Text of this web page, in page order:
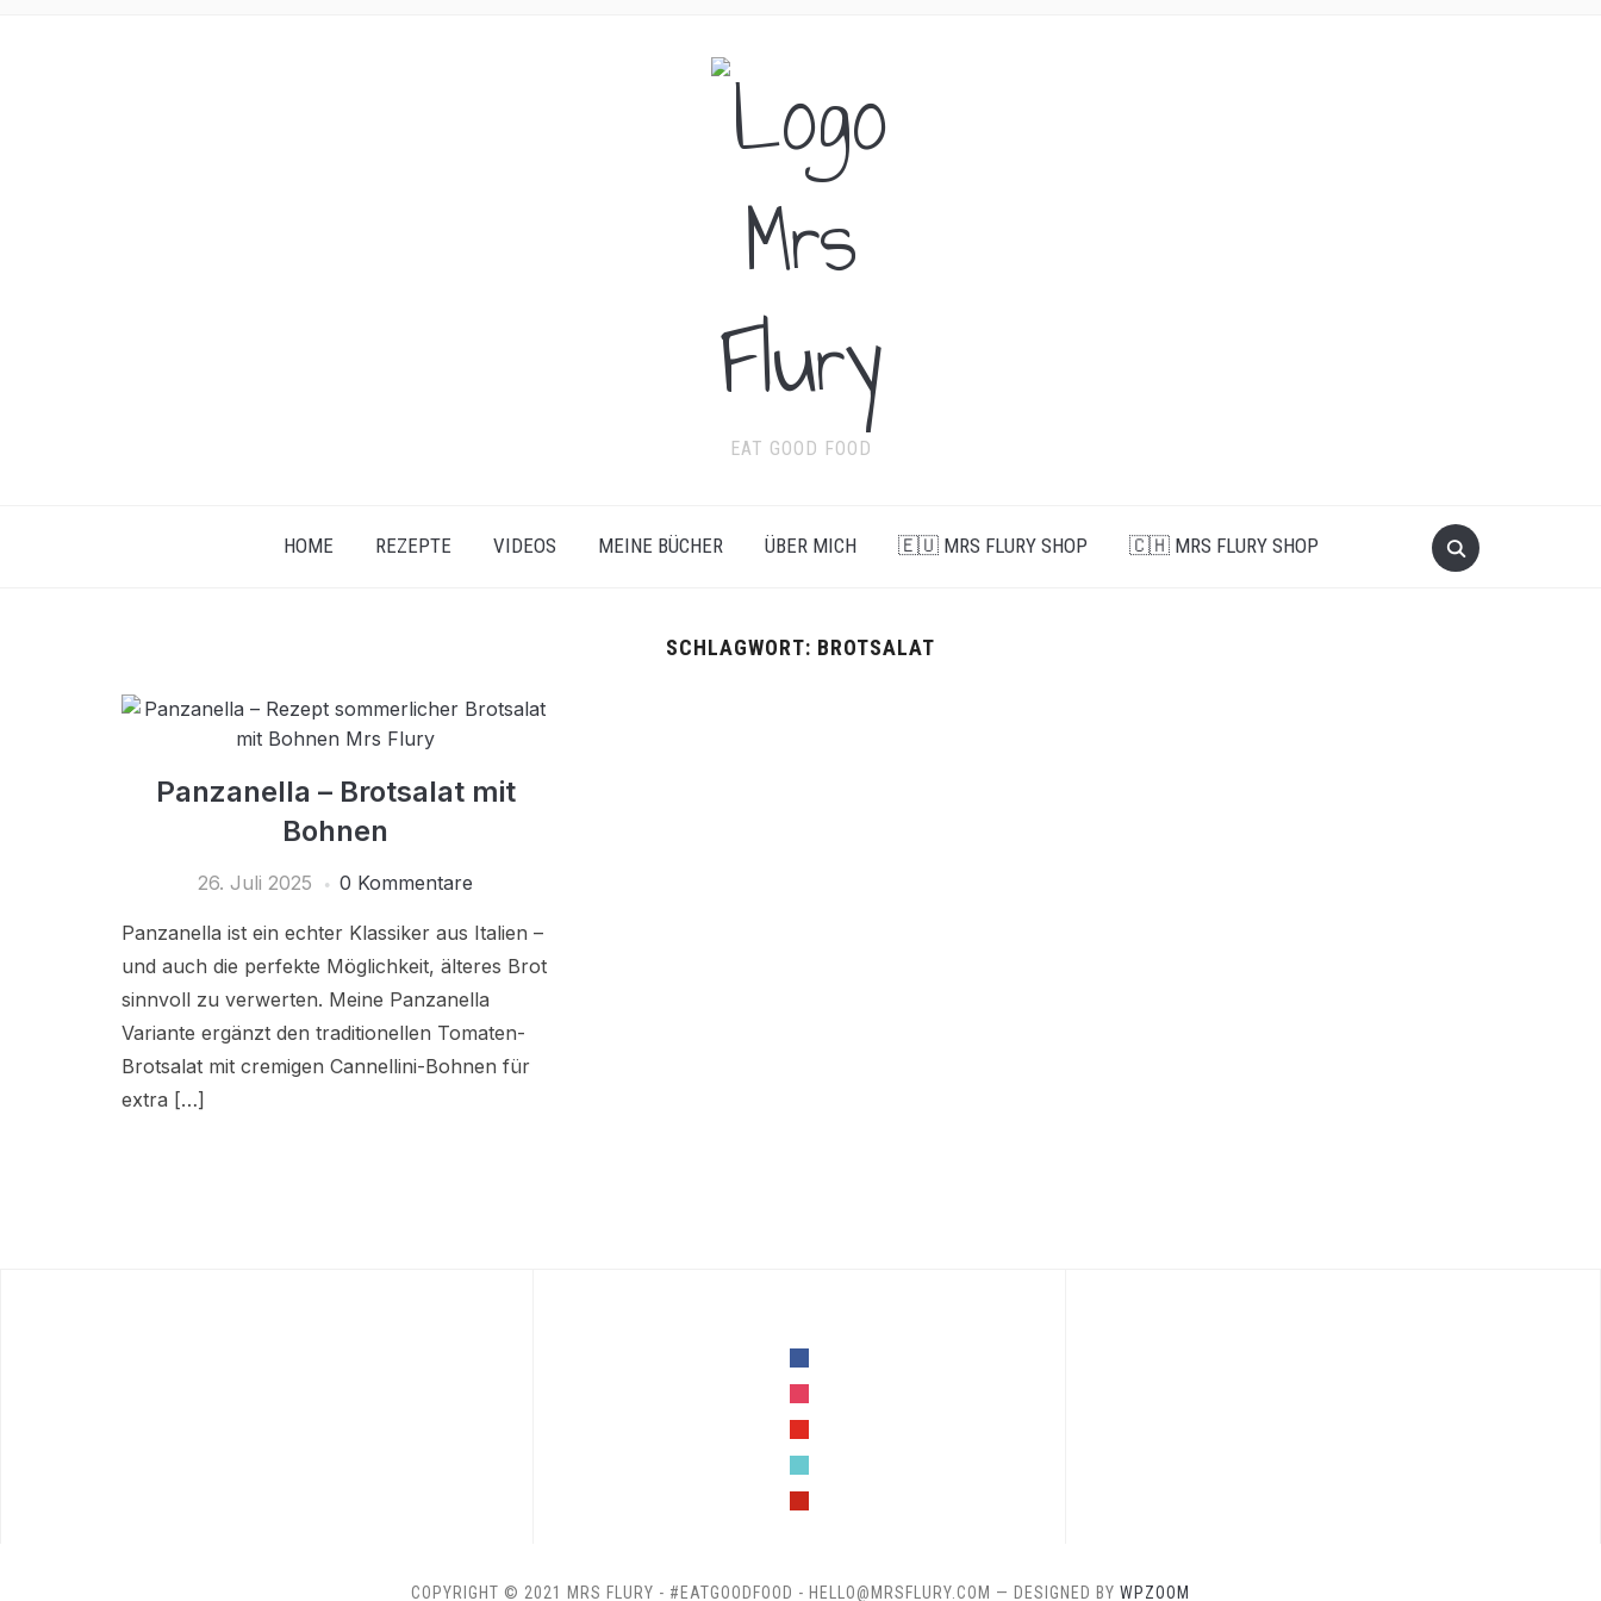
EAT GOOD FOOD
HOME REZEPTE VIDEOS MEINE BÜCHER ÜBER MICH 🇪🇺 MRS FLURY SHOP 🇨🇭 MRS FLURY SHOP
SCHLAGWORT: BROTSALAT
Panzanella – Brotsalat mit
Bohnen
26. Juli 2025 0 Kommentare
Panzanella ist ein echter Klassiker aus Italien –
und auch die perfekte Möglichkeit, älteres Brot
sinnvoll zu verwerten. Meine Panzanella
Variante ergänzt den traditionellen Tomaten-
Brotsalat mit cremigen Cannellini-Bohnen für
extra […]
facebook
instagram
youtube
tiktok
pinterest
COPYRIGHT © 2021 MRS FLURY - #EATGOODFOOD - HELLO@MRSFLURY.COM — DESIGNED BY WPZOOM